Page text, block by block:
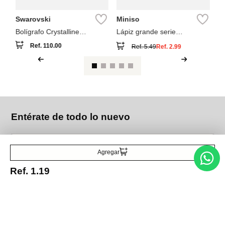
Agregar
Ref. 1.19
Swarovski
Bolígrafo Crystalline
Swarovski Plateado
Ref.110.00
Miniso
Lápiz grande serie
Ref.5.49Ref.2.99
Entérate de todo lo nuevo
Acepto la política de tratamiento de datos personales Suscribirse